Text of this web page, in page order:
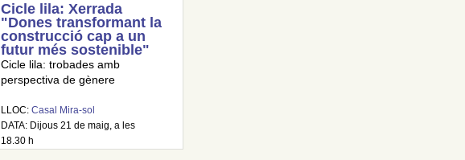
Cicle lila: Xerrada
"Dones transformant la
construcció cap a un
futur més sostenible"
Cicle lila: trobades amb
perspectiva de gènere
LLOC:Casal Mira-sol
DATA: Dijous 21 de maig, a les
18.30 h